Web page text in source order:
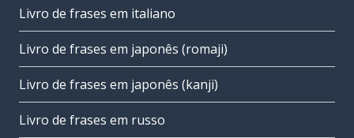
Livro de frases em italiano
Livro de frases em japonês (romaji)
Livro de frases em japonês (kanji)
Livro de frases em russo